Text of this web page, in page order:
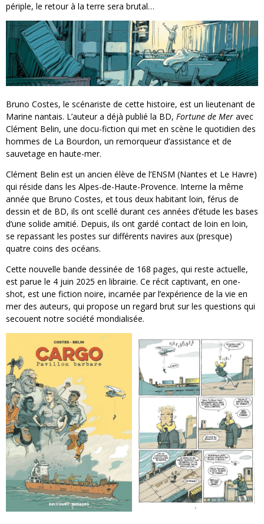
périple, le retour à la terre sera brutal…
Bruno Costes, le scénariste de cette histoire, est un lieutenant de
Marine nantais. L’auteur a déjà publié la BD, Fortune de Mer avec
Clément Belin, une docu-fiction qui met en scène le quotidien des
hommes de La Bourdon, un remorqueur d’assistance et de
sauvetage en haute-mer.
Clément Belin est un ancien élève de l’ENSM (Nantes et Le Havre)
qui réside dans les Alpes-de-Haute-Provence. Interne la même
année que Bruno Costes, et tous deux habitant loin, férus de
dessin et de BD, ils ont scellé durant ces années d’étude les bases
d’une solide amitié. Depuis, ils ont gardé contact de loin en loin,
se repassant les postes sur différents navires aux (presque)
quatre coins des océans.
Cette nouvelle bande dessinée de 168 pages, qui reste actuelle,
est parue le 4 juin 2025 en librairie. Ce récit captivant, en one-
shot, est une fiction noire, incarnée par l’expérience de la vie en
mer des auteurs, qui propose un regard brut sur les questions qui
secouent notre société mondialisée.